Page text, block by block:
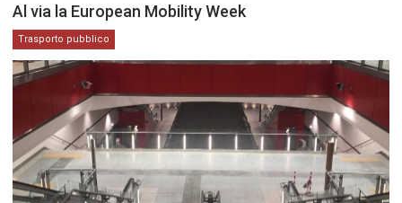
Al via la European Mobility Week
Trasporto pubblico